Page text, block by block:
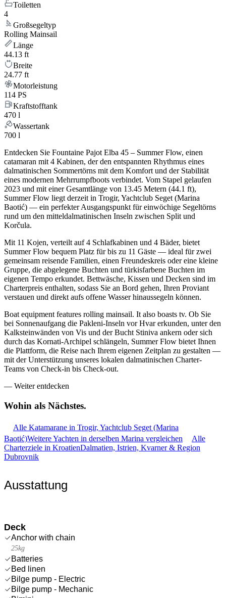
Toiletten
4
Großsegeltyp
Rolling Mainsail
Länge
44.13 ft
Breite
24.77 ft
Motorleistung
114 PS
Kraftstofftank
470 l
Wassertank
700 l
Entdecken Sie Fountaine Pajot Elba 45 – Summer Flow, einen
catamaran mit 4 Kabinen, der den entspannten Rhythmus eines
dalmatinischen Sommertörns mit dem Komfort und der Stabilität
eines modernen Mehrrumpfboots verbindet. Vom Stapel gelaufen
2023 und mit einer Gesamtlänge von 13.45 Metern (44.1 ft),
Summer Flow liegt derzeit in Trogir, Yachtclub Seget (Marina
Baotić) — ein perfekter Ausgangspunkt für einwöchige Segeltörns
rund um den mitteldalmatinischen Inseln zwischen Split und
Korčula.
Mit 11 Kojen, verteilt auf 4 Schlafkabinen und 4 Bäder, bietet
Summer Flow bequem Platz für bis zu 11 Gäste — ideal für zwei
gemeinsam reisende Familien, einen Freundeskreis oder eine kleine
Gruppe, die abgelegene Buchten und türkisfarbene Buchten im
eigenen Tempo erkundet. Bettwäsche, Kissen und Decken sind im
Charterpreis enthalten, sodass Sie an Bord gehen, Ihren Proviant
verstauen und direkt aufs offene Wasser hinaussegeln können.
Boat equipment features rolling mainsail. It also boasts tv. Ob Sie
bei Sonnenaufgang die Pakleni-Inseln vor Hvar erkunden, unter den
Kalksteinwänden von Vis und der Bucht Stiniva ankern oder sich
durch das Kornati-Archipel schlängeln, Summer Flow bietet Ihnen
die Plattform, die Reise nach Ihrem eigenen Zeitplan zu gestalten —
mit der Unterstützung unseres lokalen dalmatinischen Charter-
Teams von Check-in bis Check-out.
— Weiter entdecken
Wohin als Nächstes.
Alle Katamarane in Trogir, Yachtclub Seget (Marina
Baotić)Weitere Yachten in derselben Marina vergleichen
Alle
Charterziele in KroatienDalmatien, Istrien, Kvarner & Region
Dubrovnik
Ausstattung
Deck
Anchor with chain
25kg
Batteries
Bed linen
Bilge pump - Electric
Bilge pump - Mechanic